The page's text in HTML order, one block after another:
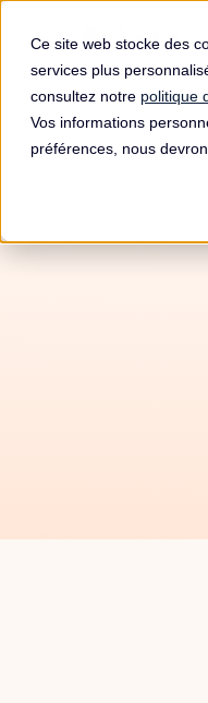
Ce site web stocke des
services plus
consultez notre politique
Vos informations
préférences, nous